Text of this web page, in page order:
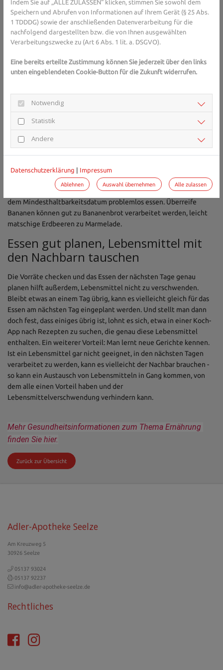
Zurück zur Übersicht
Gesundheits-Experten und -Expertinnen aus Ihrer
Region beraten Sie gerne.
Hier gelangen Sie zur
Expertensuche.
Lebensmittel nach Ablauf des
Haltbarkeitsdatums nicht
automatisch wegwerfen
Sollten wir doch einmal etwas zu viel eingekauft haben, lassen
sich einige Lebensmittel einfrieren, um nicht kaputtzugehen. Das
gilt zum Beispiel für Gemüse, Fleisch oder Brot. Wichtig ist zwar
auch, auf das Mindesthaltbarkeitsdatum der Produkte zu achten -
allerdings müssen nicht alle Lebensmittel gleich weggeworfen
werden, wenn sie dieses Datum überschritten haben.
Milchprodukte wie Joghurt oder Milch einfach probieren, wenn
sie nicht sauer oder schimmelig sind, können wir sie auch nach
dem Mindesthaltbarkeitsdatum problemlos essen. Überreife
Bananen können gut zu Bananenbrot verarbeitet werden, leicht
matschige Erdbeeren zu Marmelade.
Essen gut planen, Lebensmittel mit
den Nachbarn tauschen
Die Vorräte checken und das Essen der nächsten Tage genau
planen hilft außerdem, Lebensmittel nicht zu verschwenden.
Bleibt etwas an einem Tag übrig, kann es vielleicht gleich für das
Essen am nächsten Tag eingeplant werden. Und stellt man dann
doch fest, dass einiges übrig ist, lohnt es sich, etwa in einer Koch-
App nach Rezepten zu suchen, die genau diese Lebensmittel
enthalten. Ein weiterer Vorteil: Man lernt neue Gerichte kennen.
Ist ein Lebensmittel gar nicht geeignet, in den nächsten Tagen
verarbeitet zu werden, kann es vielleicht der Nachbar brauchen -
so kann ein Austausch von Lebensmitteln in Gang kommen, von
dem alle einen Vorteil haben und der
Lebensmittelverschwendung verhindern kann.
Mehr Gesundheitsinformationen zum Thema Ernährung
finden Sie hier.
Adler-Apotheke Seelze
Am Kreuzweg 5
30926 Seelze
05137 93024
05137 92237
info@adler-apotheke-seelze.de
Rechtliches
Indem Sie auf „ALLE ZULASSEN“ klicken, stimmen Sie sowohl dem
Speichern und Abrufen von Informationen auf Ihrem Gerät (§ 25 Abs.
1 TDDDG) sowie der anschließenden Datenverarbeitung für die
nachfolgend dargestellten bzw. die von Ihnen ausgewählten
Verarbeitungszwecke zu (Art 6 Abs. 1 lit. a. DSGVO).
Eine bereits erteilte Zustimmung können Sie jederzeit über den links
unten eingeblendeten Cookie-Button für die Zukunft widerrufen.
Notwendig
Statistik
Andere
Datenschutzerklärung Impressum
Ablehnen Auswahl übernehmen Alle zulassen